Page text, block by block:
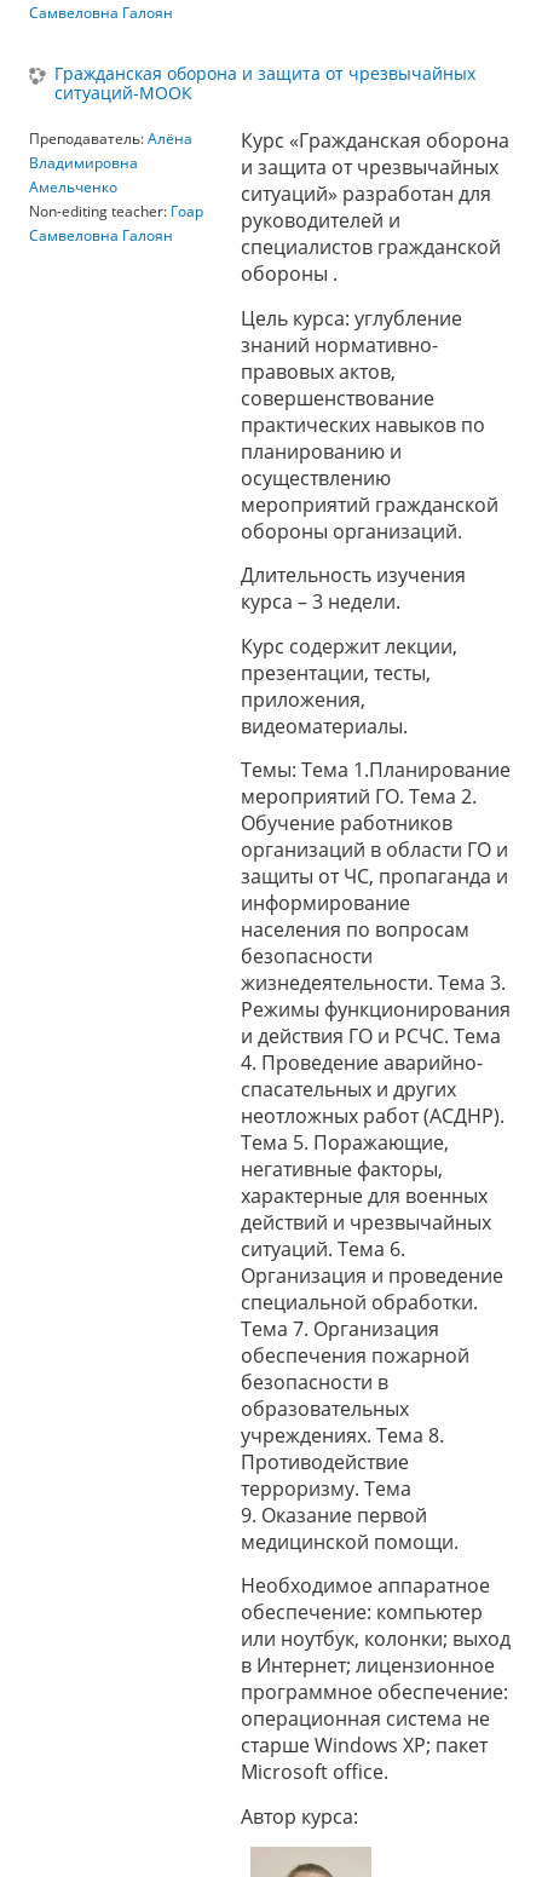
Самвеловна Галоян
Гражданская оборона и защита от чрезвычайных
ситуаций-МООК
Курс «Гражданская оборона
и защита от чрезвычайных
ситуаций» разработан для
руководителей и
специалистов гражданской
обороны .
Цель курса: углубление
знаний нормативно-
правовых актов,
совершенствование
практических навыков по
планированию и
осуществлению
мероприятий гражданской
обороны организаций.
Длительность изучения
курса – 3 недели.
Курс содержит лекции,
презентации, тесты,
приложения,
видеоматериалы.
Темы: Тема 1.Планирование
мероприятий ГО. Тема 2.
Обучение работников
организаций в области ГО и
защиты от ЧС, пропаганда и
информирование
населения по вопросам
безопасности
жизнедеятельности. Тема 3.
Режимы функционирования
и действия ГО и РСЧС. Тема
4. Проведение аварийно-
спасательных и других
неотложных работ (АСДНР).
Тема 5. Поражающие,
негативные факторы,
характерные для военных
действий и чрезвычайных
ситуаций. Тема 6.
Организация и проведение
специальной обработки.
Тема 7. Организация
обеспечения пожарной
безопасности в
образовательных
учреждениях. Тема 8.
Противодействие
терроризму. Тема
9. Оказание первой
медицинской помощи.
Необходимое аппаратное
обеспечение: компьютер
или ноутбук, колонки; выход
в Интернет; лицензионное
программное обеспечение:
операционная система не
старше Windows XP; пакет
Microsoft office.
Автор курса:
Преподаватель:Алёна
Владимировна
Амельченко
Non-editing teacher: Гоар
Самвеловна Галоян